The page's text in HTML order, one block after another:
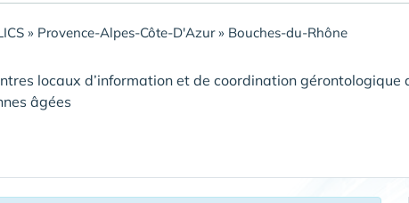
» Provence-Alpes-Côte-D'Azur» Bouches-du-Rhône
locaux d’information et de coordination
âgées